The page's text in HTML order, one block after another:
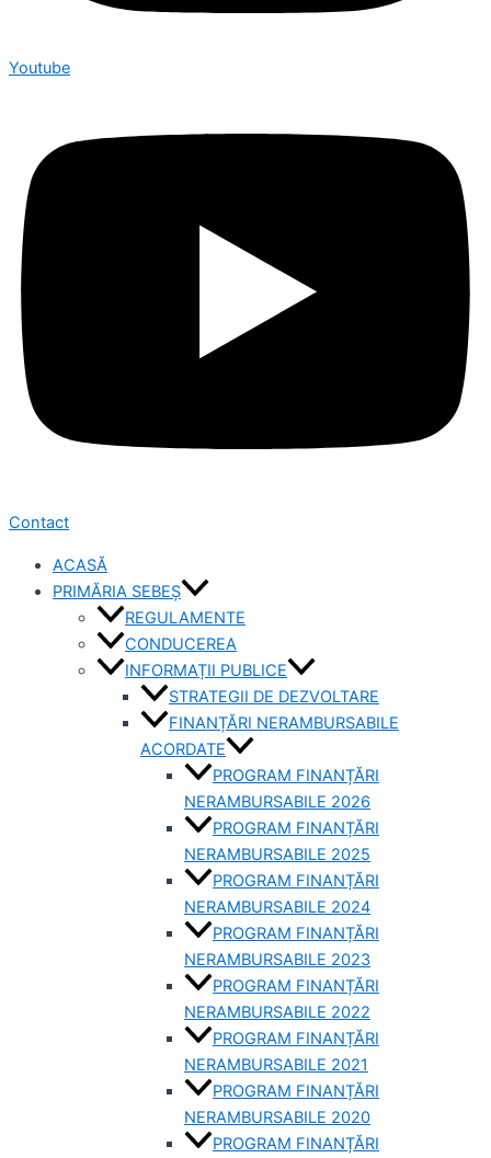
Youtube
Contact
ACASĂ
PRIMĂRIA SEBEȘ
REGULAMENTE
CONDUCEREA
INFORMAȚII PUBLICE
STRATEGII DE DEZVOLTARE
FINANȚĂRI NERAMBURSABILE
ACORDATE
PROGRAM FINANȚĂRI
NERAMBURSABILE 2026
PROGRAM FINANȚĂRI
NERAMBURSABILE 2025
PROGRAM FINANȚĂRI
NERAMBURSABILE 2024
PROGRAM FINANȚĂRI
NERAMBURSABILE 2023
PROGRAM FINANȚĂRI
NERAMBURSABILE 2022
PROGRAM FINANȚĂRI
NERAMBURSABILE 2021
PROGRAM FINANȚĂRI
NERAMBURSABILE 2020
PROGRAM FINANȚĂRI